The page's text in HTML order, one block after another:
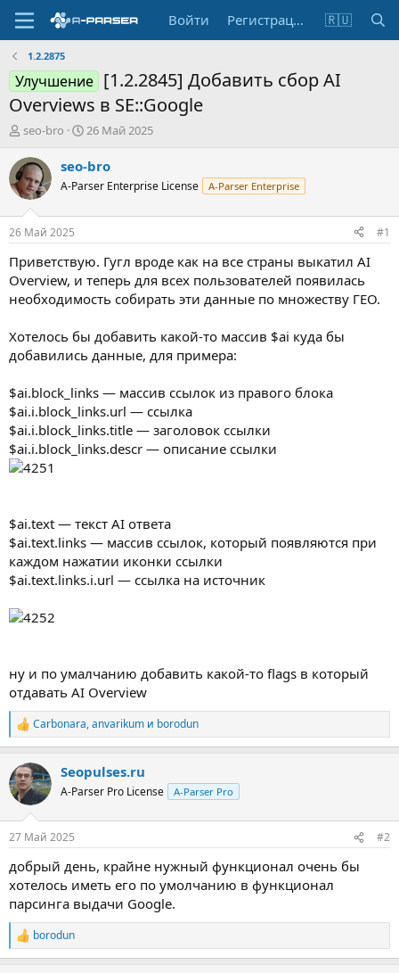
Войти Регистрация 🇷🇺
1.2.2875
Улучшение [1.2.2845] Добавить сбор AI
Overviews в SE::Google
А
т
о
р
т
е
м
ы
seo-bro
Д
т
н
а
л
26 Май 2025
seo-bro
A-Parser Enterprise License A-Parser Enterprise
26 Май 2025 #1
Приветствую. Гугл вроде как на все страны выкатил AI
Overview, и теперь для всех пользователей появилась
необходимость собирать эти данные по множеству ГЕО.
Хотелось бы добавить какой-то массив $ai куда бы
добавились данные, для примера:
$ai.block_links — массив ссылок из правого блока
$ai.i.block_links.url — ссылка
$ai.i.block_links.title — заголовок ссылки
$ai.i.block_links.descr — описание ссылки
$ai.text — текст AI ответа
$ai.text.links — массив ссылок, который появляются при
каждом нажатии иконки ссылки
$ai.text.links.i.url — ссылка на источник
ну и по умалчанию добавить какой-то flags в который
отдавать AI Overview
Р
е
к
ц
и
Carbonara,anvarikum и borodun
Seopulses.ru
A-Parser Pro License A-Parser Pro
27 Май 2025 #2
добрый день, крайне нужный функционал очень бы
хотелось иметь его по умолчанию в функционал
парсинга выдачи Google.
Р
е
borodun